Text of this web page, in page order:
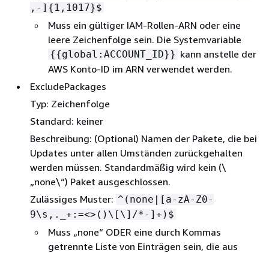
,-] { 1,1017}$
Muss ein gültiger IAM-Rollen-ARN oder eine
leere Zeichenfolge sein. Die Systemvariable
{{global:ACCOUNT_ID}} kann anstelle der
AWS Konto-ID im ARN verwendet werden.
ExcludePackages
Typ: Zeichenfolge
Standard: keiner
Beschreibung: (Optional) Namen der Pakete, die bei
Updates unter allen Umständen zurückgehalten
werden müssen. Standardmäßig wird kein (\
„none\“) Paket ausgeschlossen.
Zulässiges Muster: ^(none|[a-zA-Z0-
9\s,._+:=<>()\[\]/*-]+)$
Muss „none“ ODER eine durch Kommas
getrennte Liste von Einträgen sein, die aus